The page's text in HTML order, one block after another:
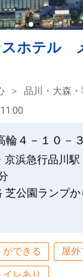
」と「喫煙ル
。
」と「喫煙
。
ご確認のうえ
年4月1日
トコース番号
スホテル
品川・大森・
輪４－１０－
京浜急行品川
芝公園ランプ
できる 屋外
レあり